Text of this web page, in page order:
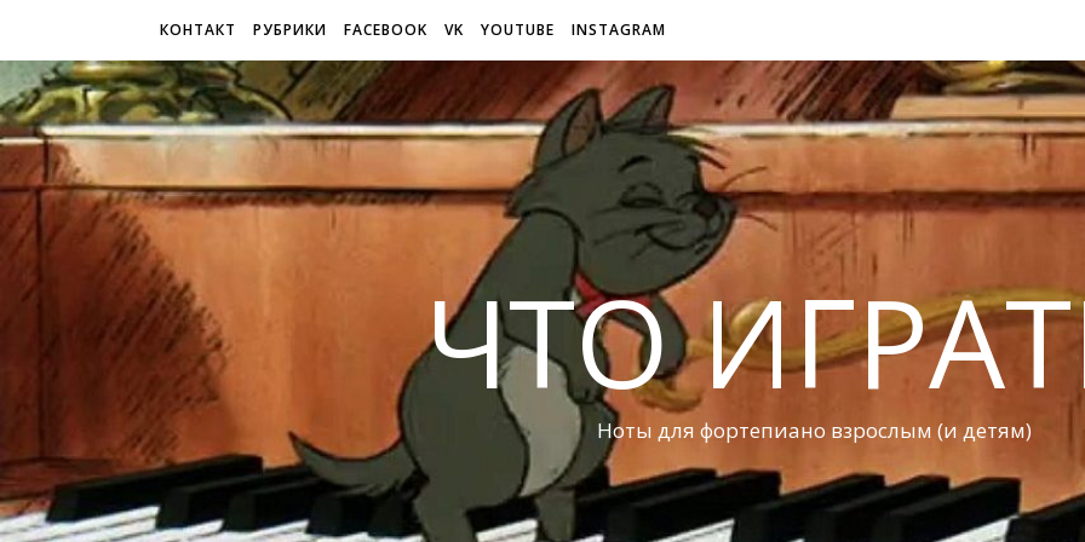
КОНТАКТ РУБРИКИ FACEBOOK VK YOUTUBE INSTAGRAM
ЧТО
Ноты для фортепиано взрослым (и детям)